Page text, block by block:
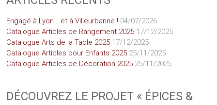
Engagé à Lyon… et à Villeurbanne ! 04/07/2026
Catalogue Articles de Rangement 2025 17/12/2025
Catalogue Arts de la Table 2025 17/12/2025
Catalogue Articles pour Enfants 2025 25/11/2025
Catalogue Articles de Décoration 2025 25/11/2025
DÉCOUVREZ LE PROJET « ÉPICES &